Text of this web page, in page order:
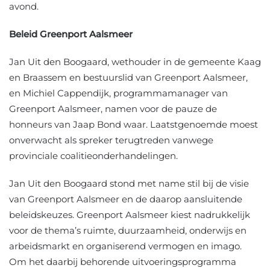
avond.
Beleid Greenport Aalsmeer
Jan Uit den Boogaard, wethouder in de gemeente Kaag
en Braassem en bestuurslid van Greenport Aalsmeer,
en Michiel Cappendijk, programmamanager van
Greenport Aalsmeer, namen voor de pauze de
honneurs van Jaap Bond waar. Laatstgenoemde moest
onverwacht als spreker terugtreden vanwege
provinciale coalitieonderhandelingen.
Jan Uit den Boogaard stond met name stil bij de visie
van Greenport Aalsmeer en de daarop aansluitende
beleidskeuzes. Greenport Aalsmeer kiest nadrukkelijk
voor de thema’s ruimte, duurzaamheid, onderwijs en
arbeidsmarkt en organiserend vermogen en imago.
Om het daarbij behorende uitvoeringsprogramma